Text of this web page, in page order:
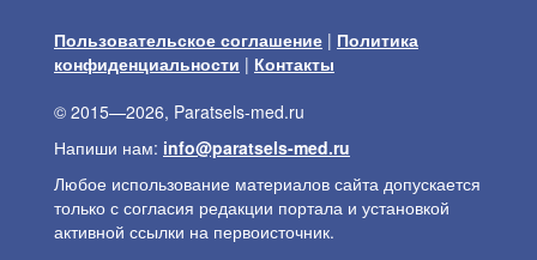
Пользовательское соглашение | Политика
конфиденциальности | Контакты
© 2015—2026, Paratsels-med.ru
Напиши нам: info@paratsels-med.ru
Любое использование материалов сайта допускается
только с согласия редакции портала и установкой
активной ссылки на первоисточник.